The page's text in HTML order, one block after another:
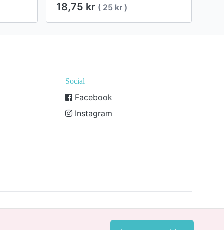
18,75 kr ( 25 kr )
Social
Facebook
Instagram